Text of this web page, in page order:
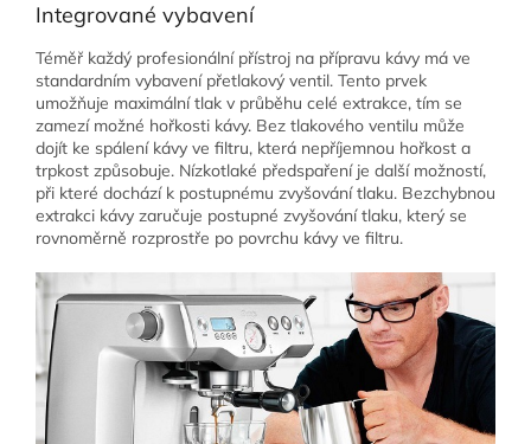
Integrované vybavení
Téměř každý profesionální přístroj na přípravu kávy má ve
standardním vybavení přetlakový ventil. Tento prvek
umožňuje maximální tlak v průběhu celé extrakce, tím se
zamezí možné hořkosti kávy. Bez tlakového ventilu může
dojít ke spálení kávy ve filtru, která nepříjemnou hořkost a
trpkost způsobuje. Nízkotlaké předspaření je další možností,
při které dochází k postupnému zvyšování tlaku. Bezchybnou
extrakci kávy zaručuje postupné zvyšování tlaku, který se
rovnoměrně rozprostře po povrchu kávy ve filtru.